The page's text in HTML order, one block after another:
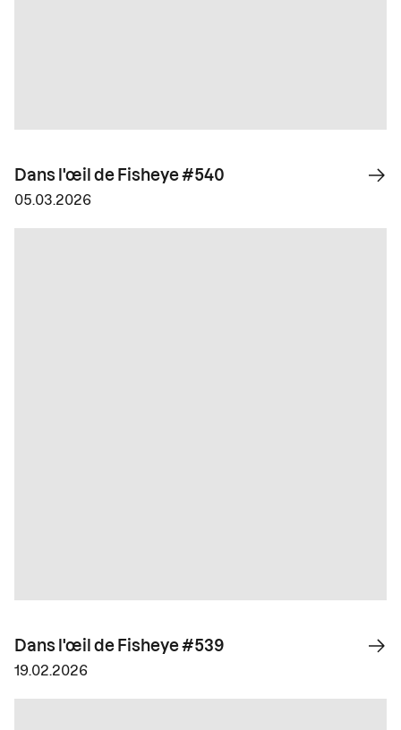
Dans l'œil de Fisheye #540
05.03.2026
Dans l'œil de Fisheye #539
19.02.2026